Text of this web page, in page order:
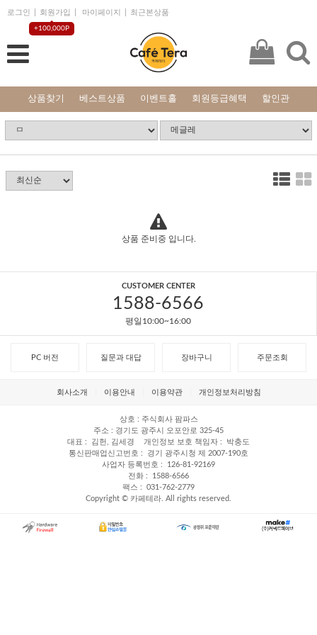
로그인 회원가입
+100,000P
마이페이지 최근본상품
상품찾기 베스트상품 이벤트홀 회원등급혜택 할인관
상품 준비중 입니다.
CUSTOMER CENTER
1588-6566
평일10:00~16:00
PC 버전 질문과 대답 장바구니 주문조회
회사소개 이용안내 이용약관 개인정보처리방침
상호
주식회사 팜파스
주소
경기도 광주시 오포안로 325-45
대표
김헌, 김세경 개인정보 보호 책임자
박충도
통신판매업신고번호
경기 광주시청 제 2007-190호
사업자 등록번호
126-81-92169
전화
1588-6566
팩스
031-762-2779
Copyright © 카페테라. All rights reserved.